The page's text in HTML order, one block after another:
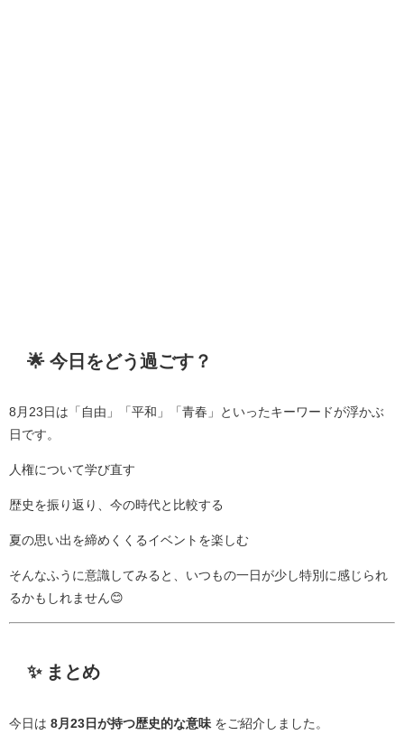
🌟 今日をどう過ごす？
8月23日は「自由」「平和」「青春」といったキーワードが浮かぶ
日です。
人権について学び直す
歴史を振り返り、今の時代と比較する
夏の思い出を締めくくるイベントを楽しむ
そんなふうに意識してみると、いつもの一日が少し特別に感じられ
るかもしれません😊
✨ まとめ
今日は 8月23日が持つ歴史的な意味 をご紹介しました。